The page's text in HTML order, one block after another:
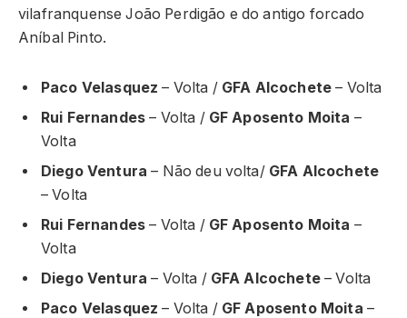
vilafranquense João Perdigão e do antigo forcado
Aníbal Pinto.
Paco Velasquez – Volta / GFA Alcochete – Volta
Rui Fernandes – Volta / GF Aposento Moita –
Volta
Diego Ventura – Não deu volta/ GFA Alcochete
– Volta
Rui Fernandes – Volta / GF Aposento Moita –
Volta
Diego Ventura – Volta / GFA Alcochete– Volta
Paco Velasquez – Volta / GF Aposento Moita –